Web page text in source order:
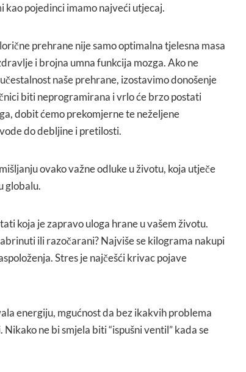
pojedinci imamo najveći utjecaj.
prehrane nije samo optimalna tjelesna masa
i brojna umna funkcija mozga. Ako ne
naše prehrane, izostavimo donošenje
biti neprogramirana i vrlo će brzo postati
dobit ćemo prekomjerne te neželjene
do debljine i pretilosti.
ovako važne odluke u životu, koja utječe
globalu.
koja je zapravo uloga hrane u vašem životu.
ili razočarani? Najviše se kilograma nakupi
Stres je najčešći krivac pojave
energiju, mgućnost da bez ikakvih problema
ne bi smjela biti “ispušni ventil” kada se